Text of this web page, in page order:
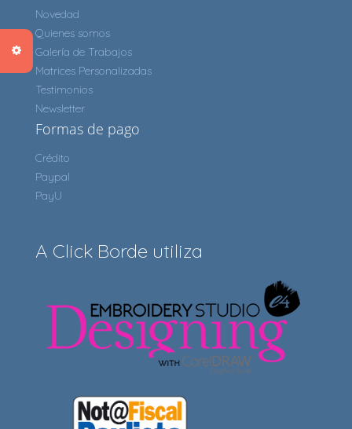
Novedad
Quienes somos
Galería de Trabajos
Matrices Personalizadas
Testimonios
Newsletter
Formas de pago
Crédito
Paypal
PayU
A Click Borde utiliza